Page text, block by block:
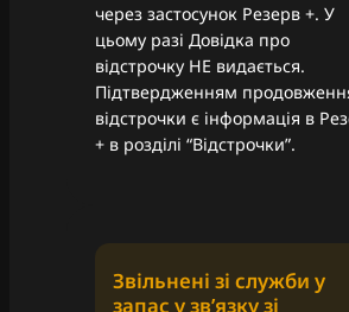
через застосунок Резерв +. У
цьому разі Довідка про
відстрочку НЕ видається.
Підтвердженням
відстрочки є інформація в
+ в розділі “Відстрочки”.
Звільнені зі служби у
запас у зв’язку зі